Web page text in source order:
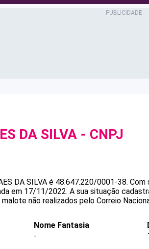
DA SILVA - CNPJ
DA SILVA é 48.647.220/0001-38. Com
em 17/11/2022. A sua situação
não realizados pelo Correio
Nome Fantasia
-